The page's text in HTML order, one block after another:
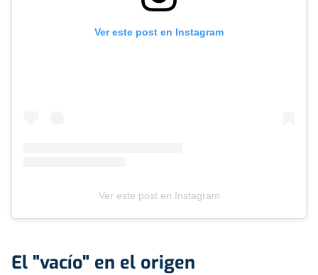
Ver este post en Instagram
Ver este post en Instagram
El "vacío" en el origen